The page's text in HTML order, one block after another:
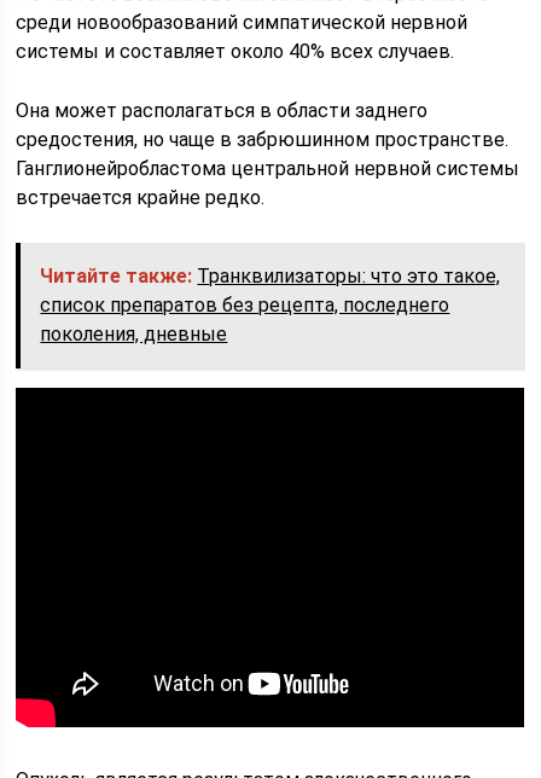
среди новообразований симпатической нервной
системы и составляет около 40% всех случаев.
Она может располагаться в области заднего
средостения, но чаще в забрюшинном пространстве.
Ганглионейробластома центральной нервной системы
встречается крайне редко.
Читайте также: Транквилизаторы: что это такое,
список препаратов без рецепта, последнего
поколения, дневные